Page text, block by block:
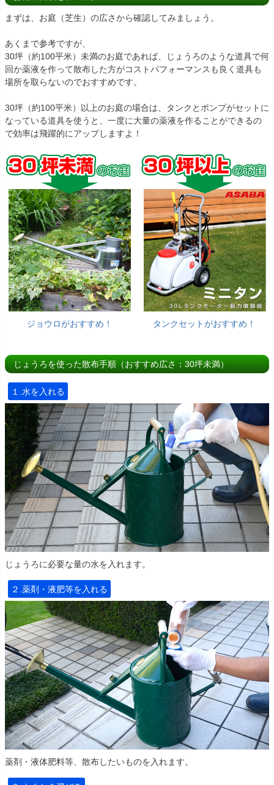
まずは、お庭（芝生）の広さから確認してみましょう。
あくまで参考ですが、
30坪（約100平米）未満のお庭であれば、じょうろのような道具で何
回か薬液を作って散布した方がコストパフォーマンスも良く道具も
場所を取らないのでおすすめです。
30坪（約100平米）以上のお庭の場合は、タンクとポンプがセットに
なっている道具を使うと、一度に大量の薬液を作ることができるの
で効率は飛躍的にアップしますよ！
ジョウロがおすすめ！ タンクセットがおすすめ！
じょうろを使った散布手順（おすすめ広さ：30坪未満）
１.水を入れる
じょうろに必要な量の水を入れます。
２.薬剤・液肥等を入れる
薬剤・液体肥料等、散布したいものを入れます。